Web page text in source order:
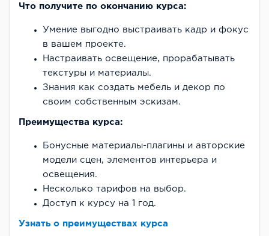
Что получите по окончанию курса:
Умение выгодно выстраивать кадр и фокус
в вашем проекте.
Настраивать освещение, прорабатывать
текстуры и материалы.
Знания как создать мебель и декор по
своим собственным эскизам.
Преимущества курса:
Бонусные материалы-плагины и авторские
модели сцен, элементов интерьера и
освещения.
Несколько тарифов на выбор.
Доступ к курсу на 1 год.
Узнать о преимуществах курса